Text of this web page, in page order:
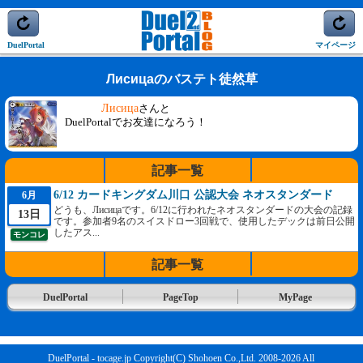
DuelPortal マイページ
Лисицаのバステト徒然草
Лисицаさんと
DuelPortalでお友達になろう！
記事一覧
6月
13日
モンコレ
6/12 カードキングダム川口 公認大会 ネオスタンダード
どうも、Лисицаです。6/12に行われたネオスタンダードの大会の記録
です。参加者9名のスイスドロー3回戦で、使用したデックは前日公開
したアス...
記事一覧
DuelPortal PageTop MyPage
DuelPortal - tocage.jp Copyright(C) Shohoen Co.,Ltd. 2008-2026 All